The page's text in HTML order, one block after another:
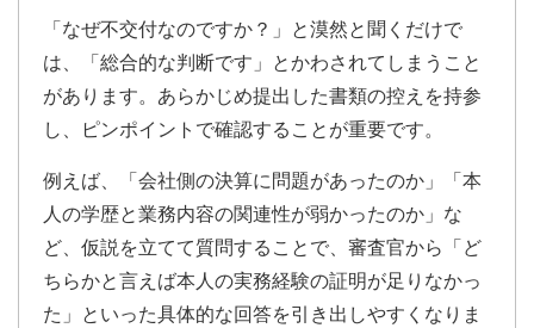
「なぜ不交付なのですか？」と漠然と聞くだけで
は、「総合的な判断です」とかわされてしまうこと
があります。あらかじめ提出した書類の控えを持参
し、ピンポイントで確認することが重要です。
例えば、「会社側の決算に問題があったのか」「本
人の学歴と業務内容の関連性が弱かったのか」な
ど、仮説を立てて質問することで、審査官から「ど
ちらかと言えば本人の実務経験の証明が足りなかっ
た」といった具体的な回答を引き出しやすくなりま